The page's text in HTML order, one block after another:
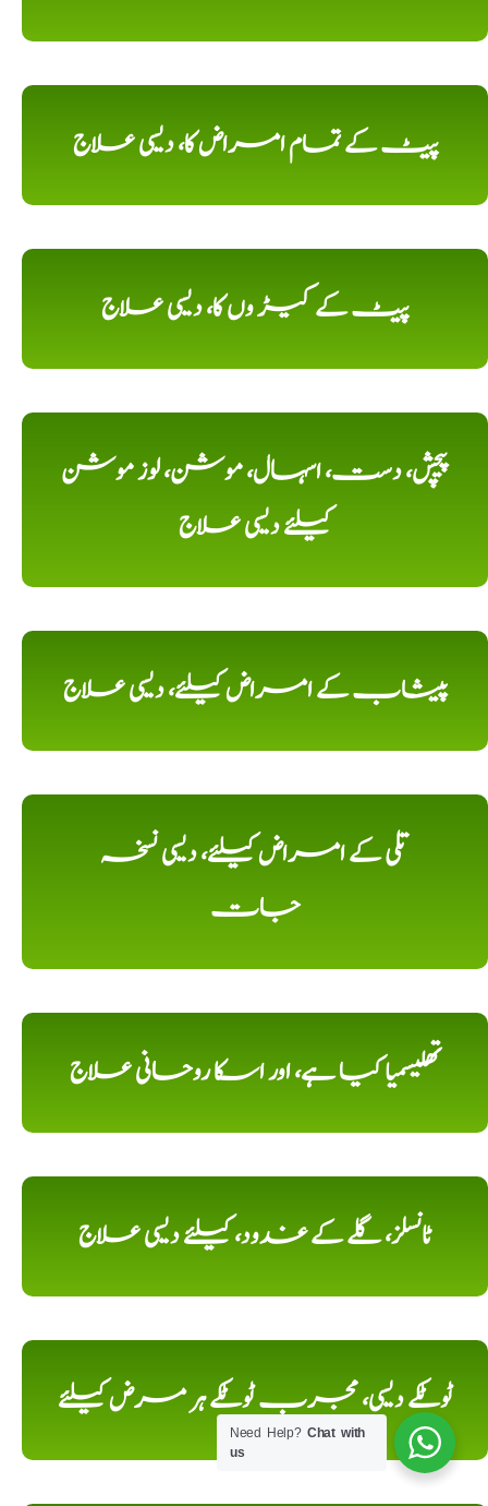
پیٹ کے تمام امراض کا، دیسی علاج
پیٹ کے کیڑ وں کا، دیسی علاج
پیچش، دست، اسہال، موشن، لوز موشن
کیلئے دیسی علاج
پیشاب کے امراض کیلئے، دیسی علاج
تلی کے امراض کیلئے، دیسی نسخہ
جات
تھلیسمیا کیا ہے، اور اسکا روحانی علاج
ٹانسلز، گلے کے غدود، کیلئے دیسی علاج
ٹوٹکے دیسی، مجرب ٹوٹکے ہر مرض کیلئے
Need Help?Chat with
us